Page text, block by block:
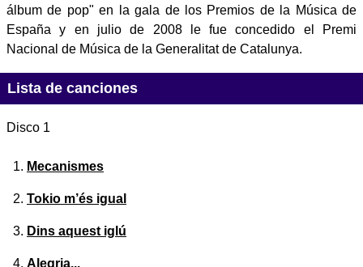
álbum de pop" en la gala de los Premios de la Música de
España y en julio de 2008 le fue concedido el Premi
Nacional de Música de la Generalitat de Catalunya.
Lista de canciones
Disco 1
Mecanismes
Tokio m’és igual
Dins aquest iglú
Alegria...